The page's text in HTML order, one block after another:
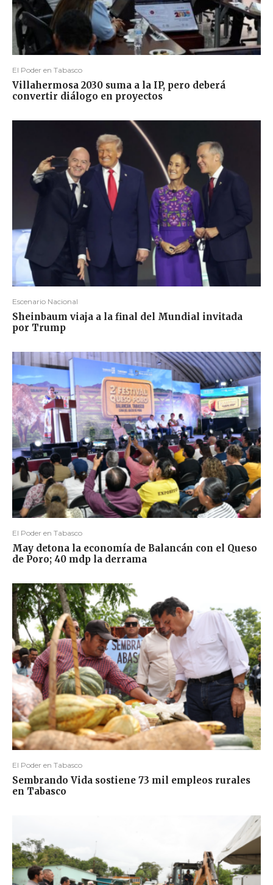
El Poder en Tabasco
Villahermosa 2030 suma a la IP, pero deberá
convertir diálogo en proyectos
Escenario Nacional
Sheinbaum viaja a la final del Mundial invitada
por Trump
El Poder en Tabasco
May detona la economía de Balancán con el Queso
de Poro; 40 mdp la derrama
El Poder en Tabasco
Sembrando Vida sostiene 73 mil empleos rurales
en Tabasco